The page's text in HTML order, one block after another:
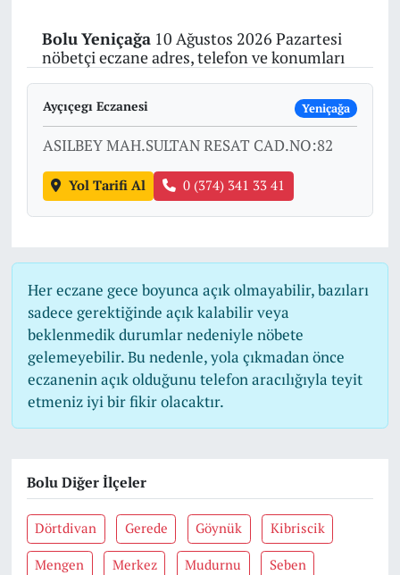
BoluYeniçağa10 Ağustos 2026 Pazartesi
nöbetçi eczane adres, telefon ve konumları
Ayçıçegı Eczanesi Yeniçağa
ASILBEY MAH.SULTAN RESAT CAD.NO:82
Yol Tarifi Al 0 (374) 341 33 41
Her eczane gece boyunca açık olmayabilir, bazıları
sadece gerektiğinde açık kalabilir veya
beklenmedik durumlar nedeniyle nöbete
gelemeyebilir. Bu nedenle, yola çıkmadan önce
eczanenin açık olduğunu telefon aracılığıyla teyit
etmeniz iyi bir fikir olacaktır.
Bolu Diğer İlçeler
Dörtdivan Gerede Göynük Kibriscik
Mengen Merkez Mudurnu Seben